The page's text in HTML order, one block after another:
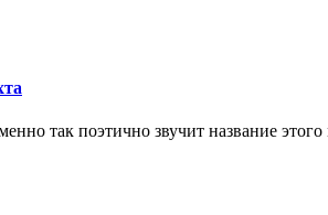
так поэтично звучит название